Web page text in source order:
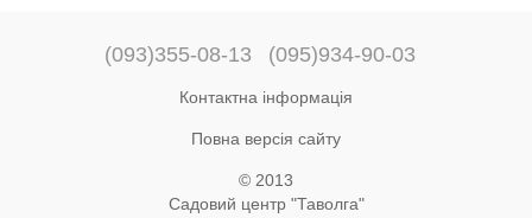
(093)355-08-13 (095)934-90-03
Контактна інформація
Повна версія сайту
© 2013
Садовий центр "Таволга"